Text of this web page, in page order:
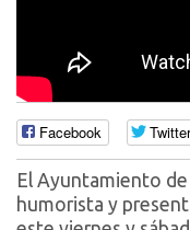
Facebook Twitter
El Ayuntamiento
humorista y